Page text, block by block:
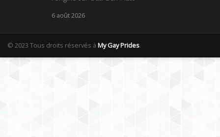
6 août 2026
© 2023 Tous droits réservés à My Gay Prides.